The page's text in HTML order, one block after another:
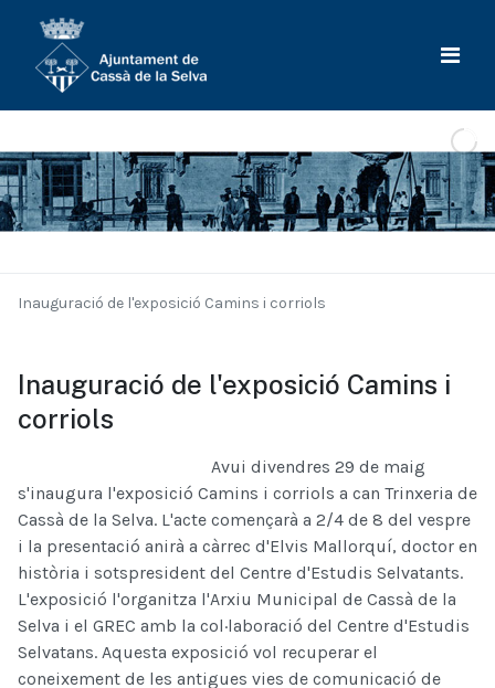
Inauguració de l'exposició Camins i corriols
Inauguració de l'exposició Camins i
corriols
Avui divendres 29 de maig
s'inaugura l'exposició Camins i corriols a can Trinxeria de
Cassà de la Selva. L'acte començarà a 2/4 de 8 del vespre
i la presentació anirà a càrrec d'Elvis Mallorquí, doctor en
història i sotspresident del Centre d'Estudis Selvatants.
L'exposició l'organitza l'Arxiu Municipal de Cassà de la
Selva i el GREC amb la col·laboració del Centre d'Estudis
Selvatans. Aquesta exposició vol recuperar el
coneixement de les antigues vies de comunicació de